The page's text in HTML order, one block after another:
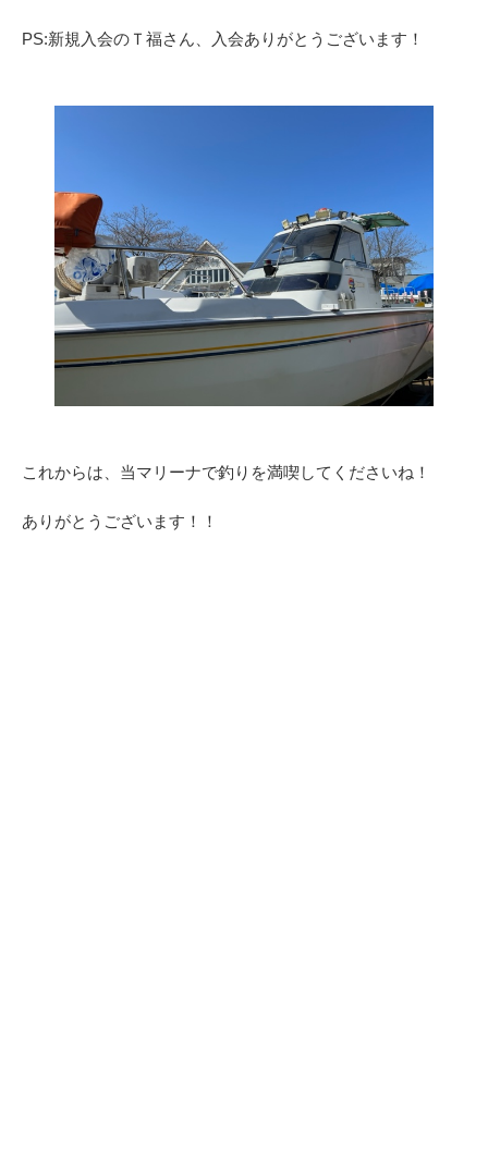
PS:新規入会のＴ福さん、入会ありがとうございます！
これからは、当マリーナで釣りを満喫してくださいね！
ありがとうございます！！